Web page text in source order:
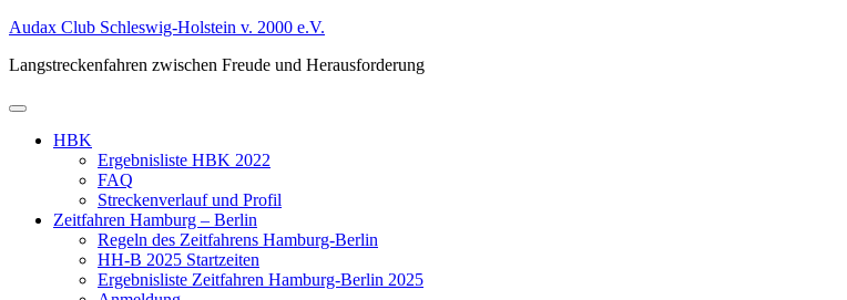
Zum
springen
Audax Club Schleswig-Holstein v. 2000 e.V.
Langstreckenfahren zwischen Freude und Herausforderung
Primäres
HBK
Ergebnisliste HBK 2022
FAQ
Streckenverlauf und Profil
Zeitfahren Hamburg – Berlin
Regeln des Zeitfahrens Hamburg-Berlin
HH-B 2025 Startzeiten
Ergebnisliste Zeitfahren Hamburg-Berlin 2025